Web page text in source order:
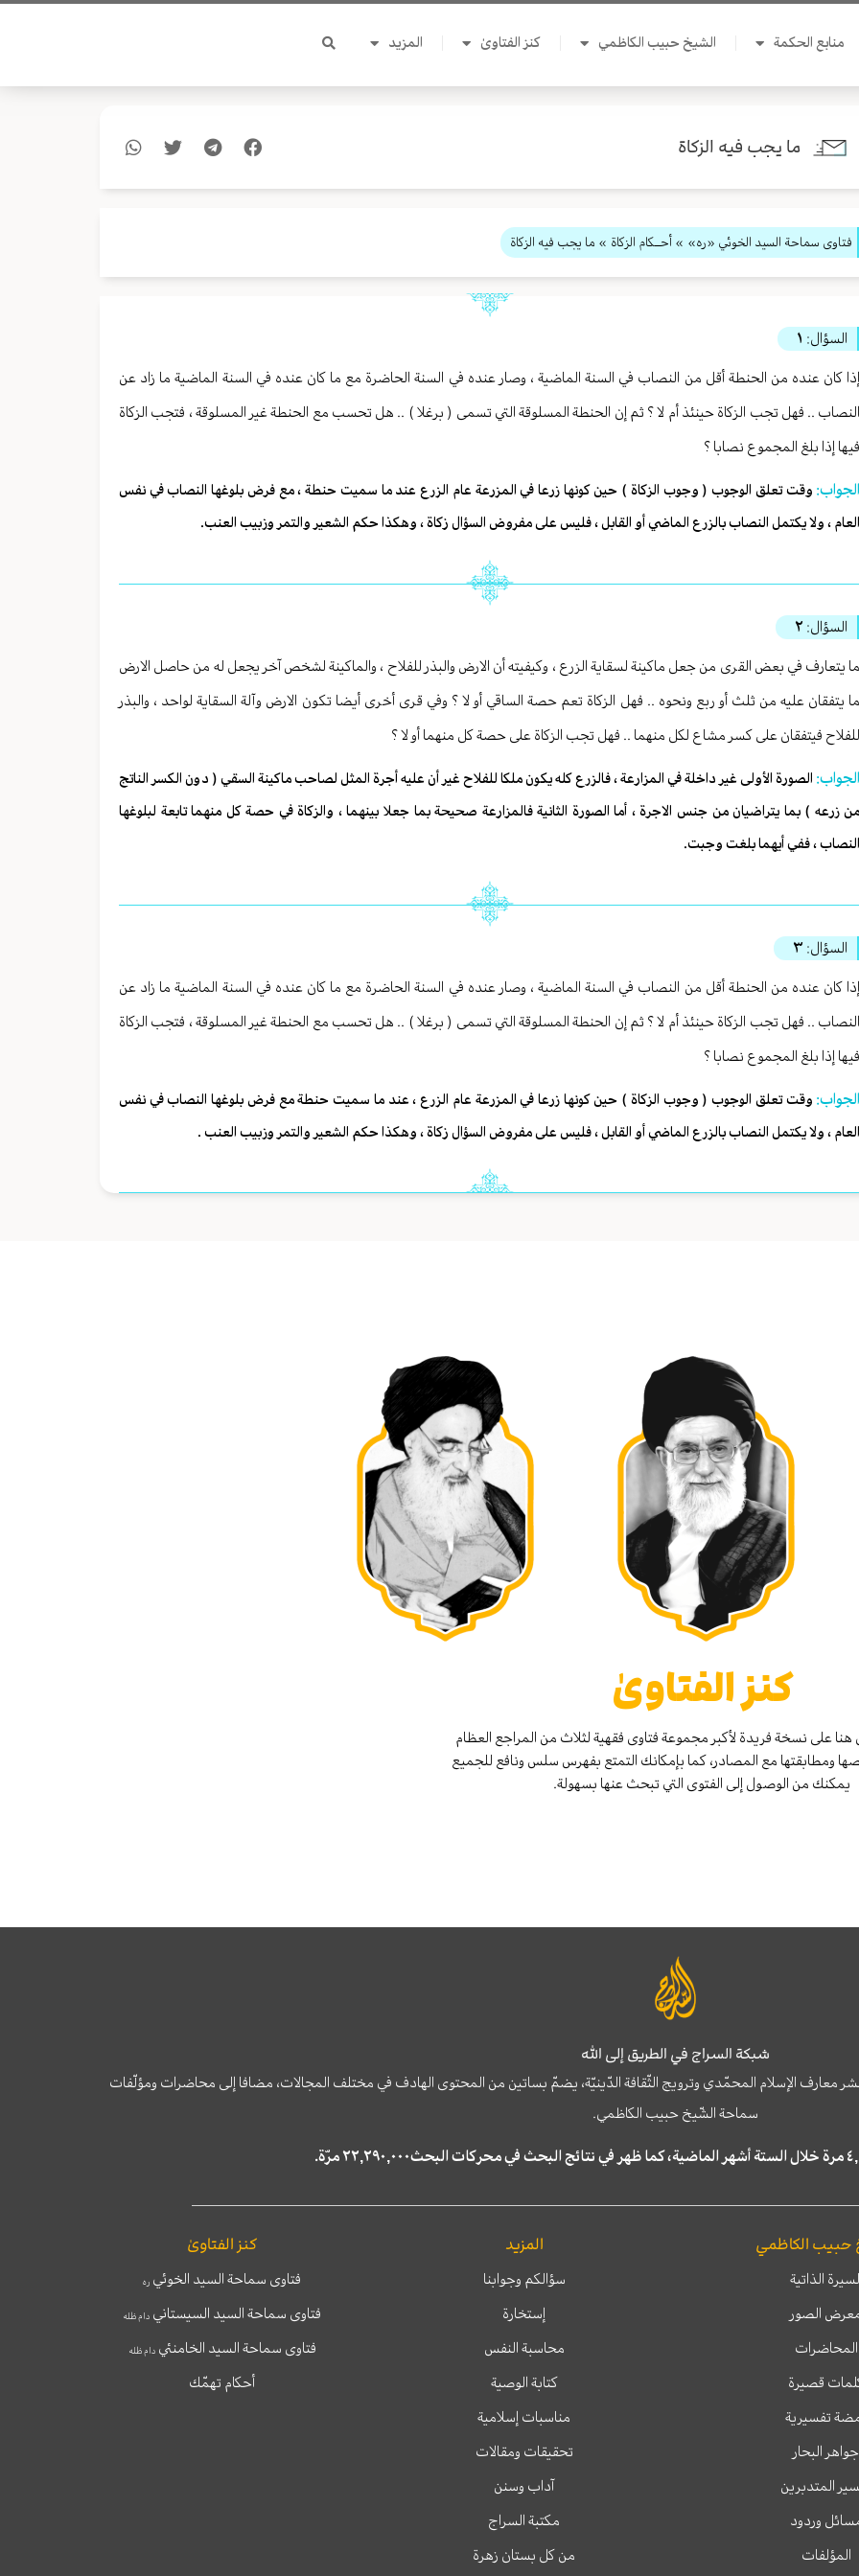
منابع الحكمة الشيخ حبيب الكاظمي كنز الفتاوىٰ المزيد
ما يجب فيه الزكاة
فتاوى سماحة السيد الخوئي «ره» » أحــكام الزكاة » ما يجب فيه الزكاة
السؤال: ١
إذا كان عنده من الحنطة أقل من النصاب في السنة الماضية ، وصار عنده في السنة الحاضرة مع ما كان عنده في السنة الماضية ما زاد عن
النصاب .. فهل تجب الزكاة حينئذ أم لا ؟ ثم إن الحنطة المسلوقة التي تسمى ( برغلا ) .. هل تحسب مع الحنطة غير المسلوقة ، فتجب الزكاة
فيها إذا بلغ المجموع نصابا ؟
الجواب: وقت تعلق الوجوب ( وجوب الزكاة ) حين كونها زرعا في المزرعة عام الزرع عند ما سميت حنطة ، مع فرض بلوغها النصاب في نفس
العام ، ولا يكتمل النصاب بالزرع الماضي أو القابل ، فليس على مفروض السؤال زكاة ، وهكذا حكم الشعير والتمر وزبيب العنب.
السؤال: ٢
ما يتعارف في بعض القرى من جعل ماكينة لسقاية الزرع ، وكيفيته أن الارض والبذر للفلاح ، والماكينة لشخص آخر يجعل له من حاصل الارض
ما يتفقان عليه من ثلث أو ربع ونحوه .. فهل الزكاة تعم حصة الساقي أو لا ؟ وفي قرى أخرى أيضا تكون الارض وآلة السقاية لواحد ، والبذر
للفلاح فيتفقان على كسر مشاع لكل منهما .. فهل تجب الزكاة على حصة كل منهما أو لا ؟
الجواب: الصورة الأولى غير داخلة في المزارعة ، فالزرع كله يكون ملكا للفلاح غير أن عليه أجرة المثل لصاحب ماكينة السقي ( دون الكسر الناتج
من زرعه ) بما يتراضيان من جنس الاجرة ، أما الصورة الثانية فالمزارعة صحيحة بما جعلا بينهما ، والزكاة في حصة كل منهما تابعة لبلوغها
النصاب ، ففي أيهما بلغت وجبت.
السؤال: ٣
إذا كان عنده من الحنطة أقل من النصاب في السنة الماضية ، وصار عنده في السنة الحاضرة مع ما كان عنده في السنة الماضية ما زاد عن
النصاب .. فهل تجب الزكاة حينئذ أم لا ؟ ثم إن الحنطة المسلوقة التي تسمى ( برغلا ) .. هل تحسب مع الحنطة غير المسلوقة ، فتجب الزكاة
فيها إذا بلغ المجموع نصابا ؟
الجواب: وقت تعلق الوجوب ( وجوب الزكاة ) حين كونها زرعا في المزرعة عام الزرع ، عند ما سميت حنطة مع فرض بلوغها النصاب في نفس
العام ، ولا يكتمل النصاب بالزرع الماضي أو القابل ، فليس على مفروض السؤال زكاة ، وهكذا حكم الشعير والتمر وزبيب العنب .
كنز الفتاوىٰ
على نسخة فريدة لأكبر مجموعة فتاوى فقهية لثلاث من المراجع العظام
ومطابقتها مع المصادر، كما بإمكانك التمتع بفهرس سلس ونافع للجميع
يمكنك من الوصول إلى الفتوى التي تبحث عنها بسهولة.
شبكة السراج في الطريق إلى الله
معارف الإسلام المحمّدي وترويج الثّقافة الدّينيّة، يضمّ بساتين من المحتوى الهادف في مختلف المجالات، مضافا إلى محاضرات ومؤلّفات
سماحة الشّيخ حبيب الكاظمي.
حبيب الكاظمي
الذاتية
الصور
المحاضرات
قصيرة
تفسيرية
جواهر البحار
المتدبرين
وردود
المؤلفات
المزيد
سؤالكم وجوابنا
إستخارة
محاسبة النفس
كتابة الوصية
مناسبات إسلامية
تحقيقات ومقالات
آداب وسنن
مكتبة السراج
من كل بستان زهرة
كنز الفتاوىٰ
فتاوى سماحة السيد الخوئي ره
فتاوى سماحة السيد السيستاني دام ظله
فتاوى سماحة السيد الخامنئيدام ظله
أحكام تهمّك